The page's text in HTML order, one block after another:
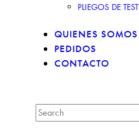
PLIEGOS DE
QUIENES SOMOS
PEDIDOS
CONTACTO